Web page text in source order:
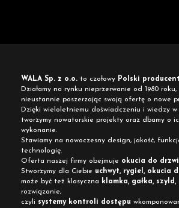
WALA Sp. z o.o. to czołowy Polski
Działamy na rynku nieprzerwanie od 1980 roku,
nieustannie poszerzając swoją ofertę o nowe
Dzięki wieloletniemu doświadczeniu i wiedzy
tworzymy nowatorskie projekty oraz dbamy o
wykonanie.
Stawiamy na nowoczesny design, jakość,
technologię.
Oferta naszej firmy obejmuje okucia do drzwi
Stworzymy dla Ciebie uchwyt, rygiel, okucia
może być też klasyczna klamka, gałka, szyld,
rozwiązanie,
czyli systemy kontroli dostępu